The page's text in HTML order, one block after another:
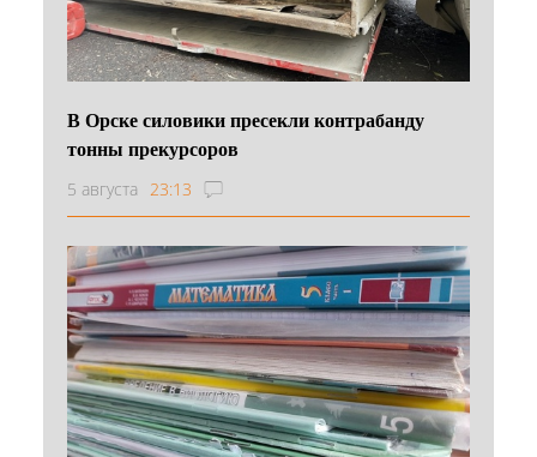
В Орске силовики пресекли контрабанду
тонны прекурсоров
5 августа 23:13